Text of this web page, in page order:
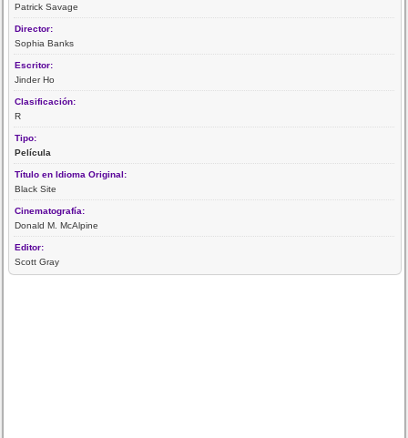
Patrick Savage
Director:
Sophia Banks
Escritor:
Jinder Ho
Clasificación:
R
Tipo:
Película
Título en Idioma Original:
Black Site
Cinematografía:
Donald M. McAlpine
Editor:
Scott Gray